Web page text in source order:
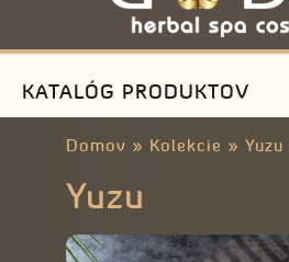
KATALÓG PRODUKTOV
Domov » Kolekcie » Yuzu
Yuzu